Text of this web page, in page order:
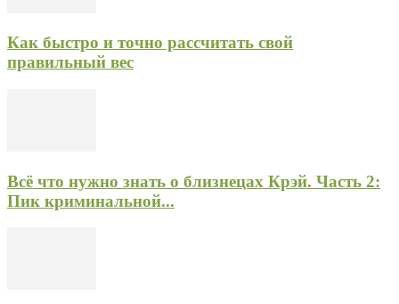
Как быстро и точно рассчитать свой
правильный вес
Всё что нужно знать о близнецах Крэй. Часть 2:
Пик криминальной...